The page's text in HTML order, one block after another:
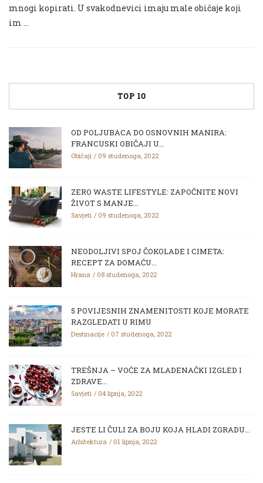
mnogi kopirati. U svakodnevici imaju male običaje koji
im …
TOP 10
OD POLJUBACA DO OSNOVNIH MANIRA:
FRANCUSKI OBIČAJI U...
Običaji 09 studenoga, 2022
ZERO WASTE LIFESTYLE: ZAPOČNITE NOVI
ŽIVOT S MANJE...
Savjeti 09 studenoga, 2022
NEODOLJIVI SPOJ ČOKOLADE I CIMETA:
RECEPT ZA DOMAĆU...
Hrana 08 studenoga, 2022
5 POVIJESNIH ZNAMENITOSTI KOJE MORATE
RAZGLEDATI U RIMU
Destinacije 07 studenoga, 2022
TREŠNJA – VOĆE ZA MLADENAČKI IZGLED I
ZDRAVE...
Savjeti 04 lipnja, 2022
JESTE LI ČULI ZA BOJU KOJA HLADI ZGRADU...
Arhitektura 01 lipnja, 2022